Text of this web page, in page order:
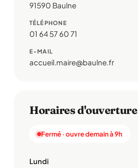
91590 Baulne
TÉLÉPHONE
01 64 57 60 71
E-MAIL
accueil.maire@baulne.fr
Horaires d'ouverture
Fermé · ouvre demain à 9h
Lundi